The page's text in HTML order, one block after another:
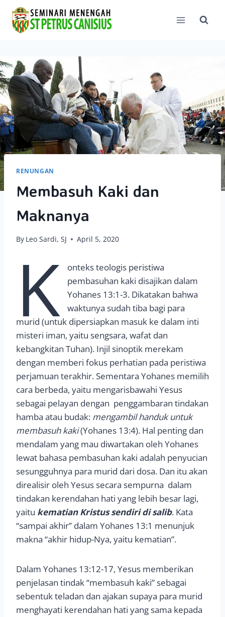
content
RENUNGAN
Membasuh Kaki dan
Maknanya
By Leo Sardi, SJ April 5, 2020
K
onteks teologis peristiwa
pembasuhan kaki disajikan dalam
Yohanes 13:1-3. Dikatakan bahwa
waktunya sudah tiba bagi para
murid (untuk dipersiapkan masuk ke dalam inti
misteri iman, yaitu sengsara, wafat dan
kebangkitan Tuhan). Injil sinoptik merekam
dengan memberi fokus perhatian pada peristiwa
perjamuan terakhir. Sementara Yohanes memilih
cara berbeda, yaitu mengarisbawahi Yesus
sebagai pelayan dengan penggambaran tindakan
hamba atau budak: mengambil handuk untuk
membasuh kaki(Yohanes 13:4). Hal penting dan
mendalam yang mau diwartakan oleh Yohanes
lewat bahasa pembasuhan kaki adalah penyucian
sesungguhnya para murid dari dosa. Dan itu akan
direalisir oleh Yesus secara sempurna dalam
tindakan kerendahan hati yang lebih besar lagi,
yaitu kematian Kristus sendiri di salib. Kata
“sampai akhir” dalam Yohanes 13:1 menunjuk
makna “akhir hidup-Nya, yaitu kematian”.
Dalam Yohanes 13:12-17, Yesus memberikan
penjelasan tindak “membasuh kaki” sebagai
sebentuk teladan dan ajakan supaya para murid
menghayati kerendahan hati yang sama kepada